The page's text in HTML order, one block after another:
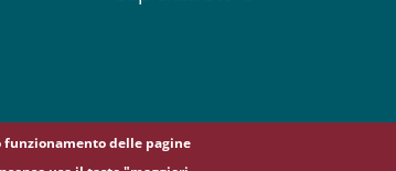
funzionamento delle pagine